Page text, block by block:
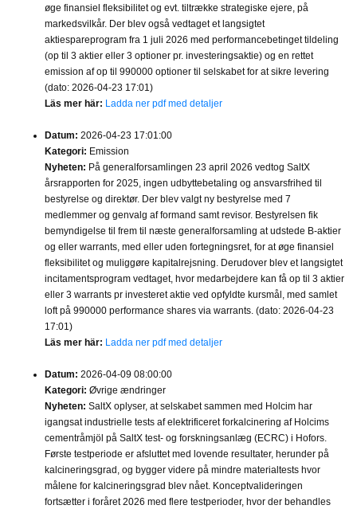
øge finansiel fleksibilitet og evt. tiltrække strategiske ejere, på
markedsvilkår. Der blev også vedtaget et langsigtet
aktiespareprogram fra 1 juli 2026 med performancebetinget tildeling
(op til 3 aktier eller 3 optioner pr. investeringsaktie) og en rettet
emission af op til 990000 optioner til selskabet for at sikre levering
(dato: 2026-04-23 17:01)
Läs mer här: Ladda ner pdf med detaljer
Datum: 2026-04-23 17:01:00
Kategori: Emission
Nyheten: På generalforsamlingen 23 april 2026 vedtog SaltX
årsrapporten for 2025, ingen udbyttebetaling og ansvarsfrihed til
bestyrelse og direktør. Der blev valgt ny bestyrelse med 7
medlemmer og genvalg af formand samt revisor. Bestyrelsen fik
bemyndigelse til frem til næste generalforsamling at udstede B-aktier
og eller warrants, med eller uden fortegningsret, for at øge finansiel
fleksibilitet og muliggøre kapitalrejsning. Derudover blev et langsigtet
incitamentsprogram vedtaget, hvor medarbejdere kan få op til 3 aktier
eller 3 warrants pr investeret aktie ved opfyldte kursmål, med samlet
loft på 990000 performance shares via warrants. (dato: 2026-04-23
17:01)
Läs mer här: Ladda ner pdf med detaljer
Datum: 2026-04-09 08:00:00
Kategori: Øvrige ændringer
Nyheten: SaltX oplyser, at selskabet sammen med Holcim har
igangsat industrielle tests af elektrificeret forkalcinering af Holcims
cementråmjöl på SaltX test- og forskningsanlæg (ECRC) i Hofors.
Første testperiode er afsluttet med lovende resultater, herunder på
kalcineringsgrad, og bygger videre på mindre materialtests hvor
målene for kalcineringsgrad blev nået. Konceptvalideringen
fortsætter i foråret 2026 med flere testperioder, hvor der behandles